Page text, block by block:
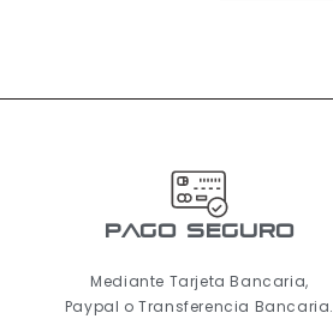
pago seguro
Mediante Tarjeta Bancaria,
Paypal o Transferencia Bancaria.